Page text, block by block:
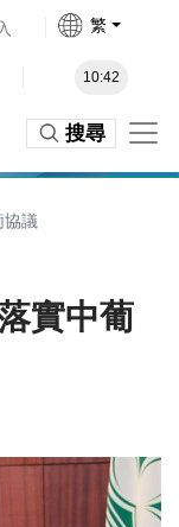
繁
10:42
搜尋
協議
實中葡